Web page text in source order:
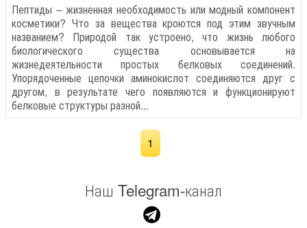
Пептиды – жизненная необходимость или модный компонент
косметики? Что за вещества кроются под этим звучным
названием? Природой так устроено, что жизнь любого
биологического существа основывается на
жизнедеятельности простых белковых соединений.
Упорядоченные цепочки аминокислот соединяются друг с
другом, в результате чего появляются и функционируют
белковые структуры разной...
1
Наш Telegram-канал